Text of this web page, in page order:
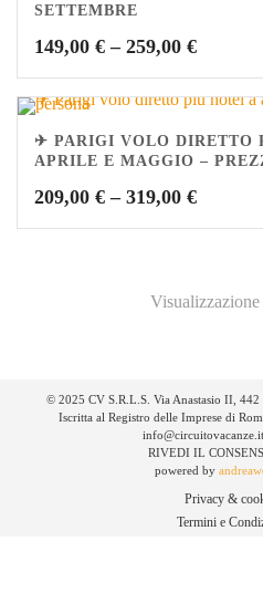
SETTEMBRE
149,00 € – 259,00 €
✈ PARIGI VOLO DIRETTO
APRILE E MAGGIO –
209,00 € – 319,00 €
© 2025 CV S.R.L.S. Via Anastasio II,
Iscritta al Registro delle Imprese di
RIVEDI IL
powered by
Privacy &
Termini e